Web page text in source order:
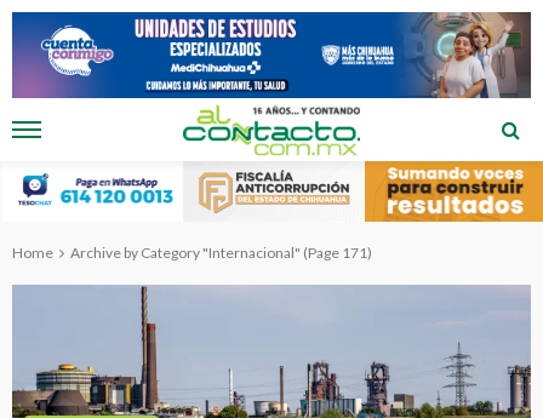
Home Archive by Category "Internacional" (Page 171)